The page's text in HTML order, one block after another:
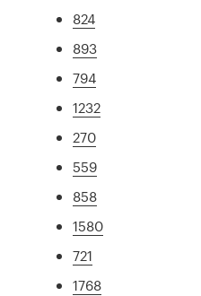
824
893
794
1232
270
559
858
1580
721
1768